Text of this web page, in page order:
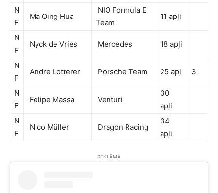
N
F
Ma Qing Hua
NIO Formula E
Team
11 apļi
N
F
Nyck de Vries Mercedes 18 apļi
N
F
Andre Lotterer Porsche Team 25 apļi 3
N
F
Felipe Massa Venturi
30
apļi
N
F
Nico Müller Dragon Racing
34
apļi
REKLĀMA